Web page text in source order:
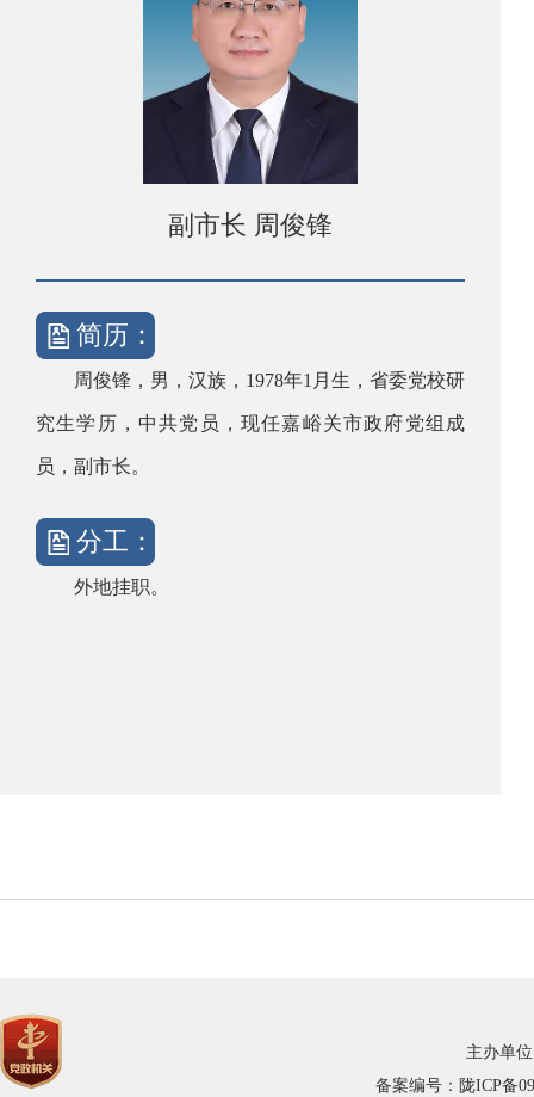
副市长 周俊锋
简历：
周俊锋，男，汉族，1978年1月生，省委党校研
究生学历，中共党员，现任嘉峪关市政府党组成
员，副市长。
分工：
外地挂职。
主办单
备案编号：陇ICP备